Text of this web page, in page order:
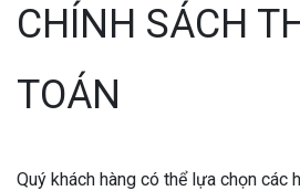
CHÍNH SÁCH
TOÁN
Quý khách hàng có thể lựa chọn các